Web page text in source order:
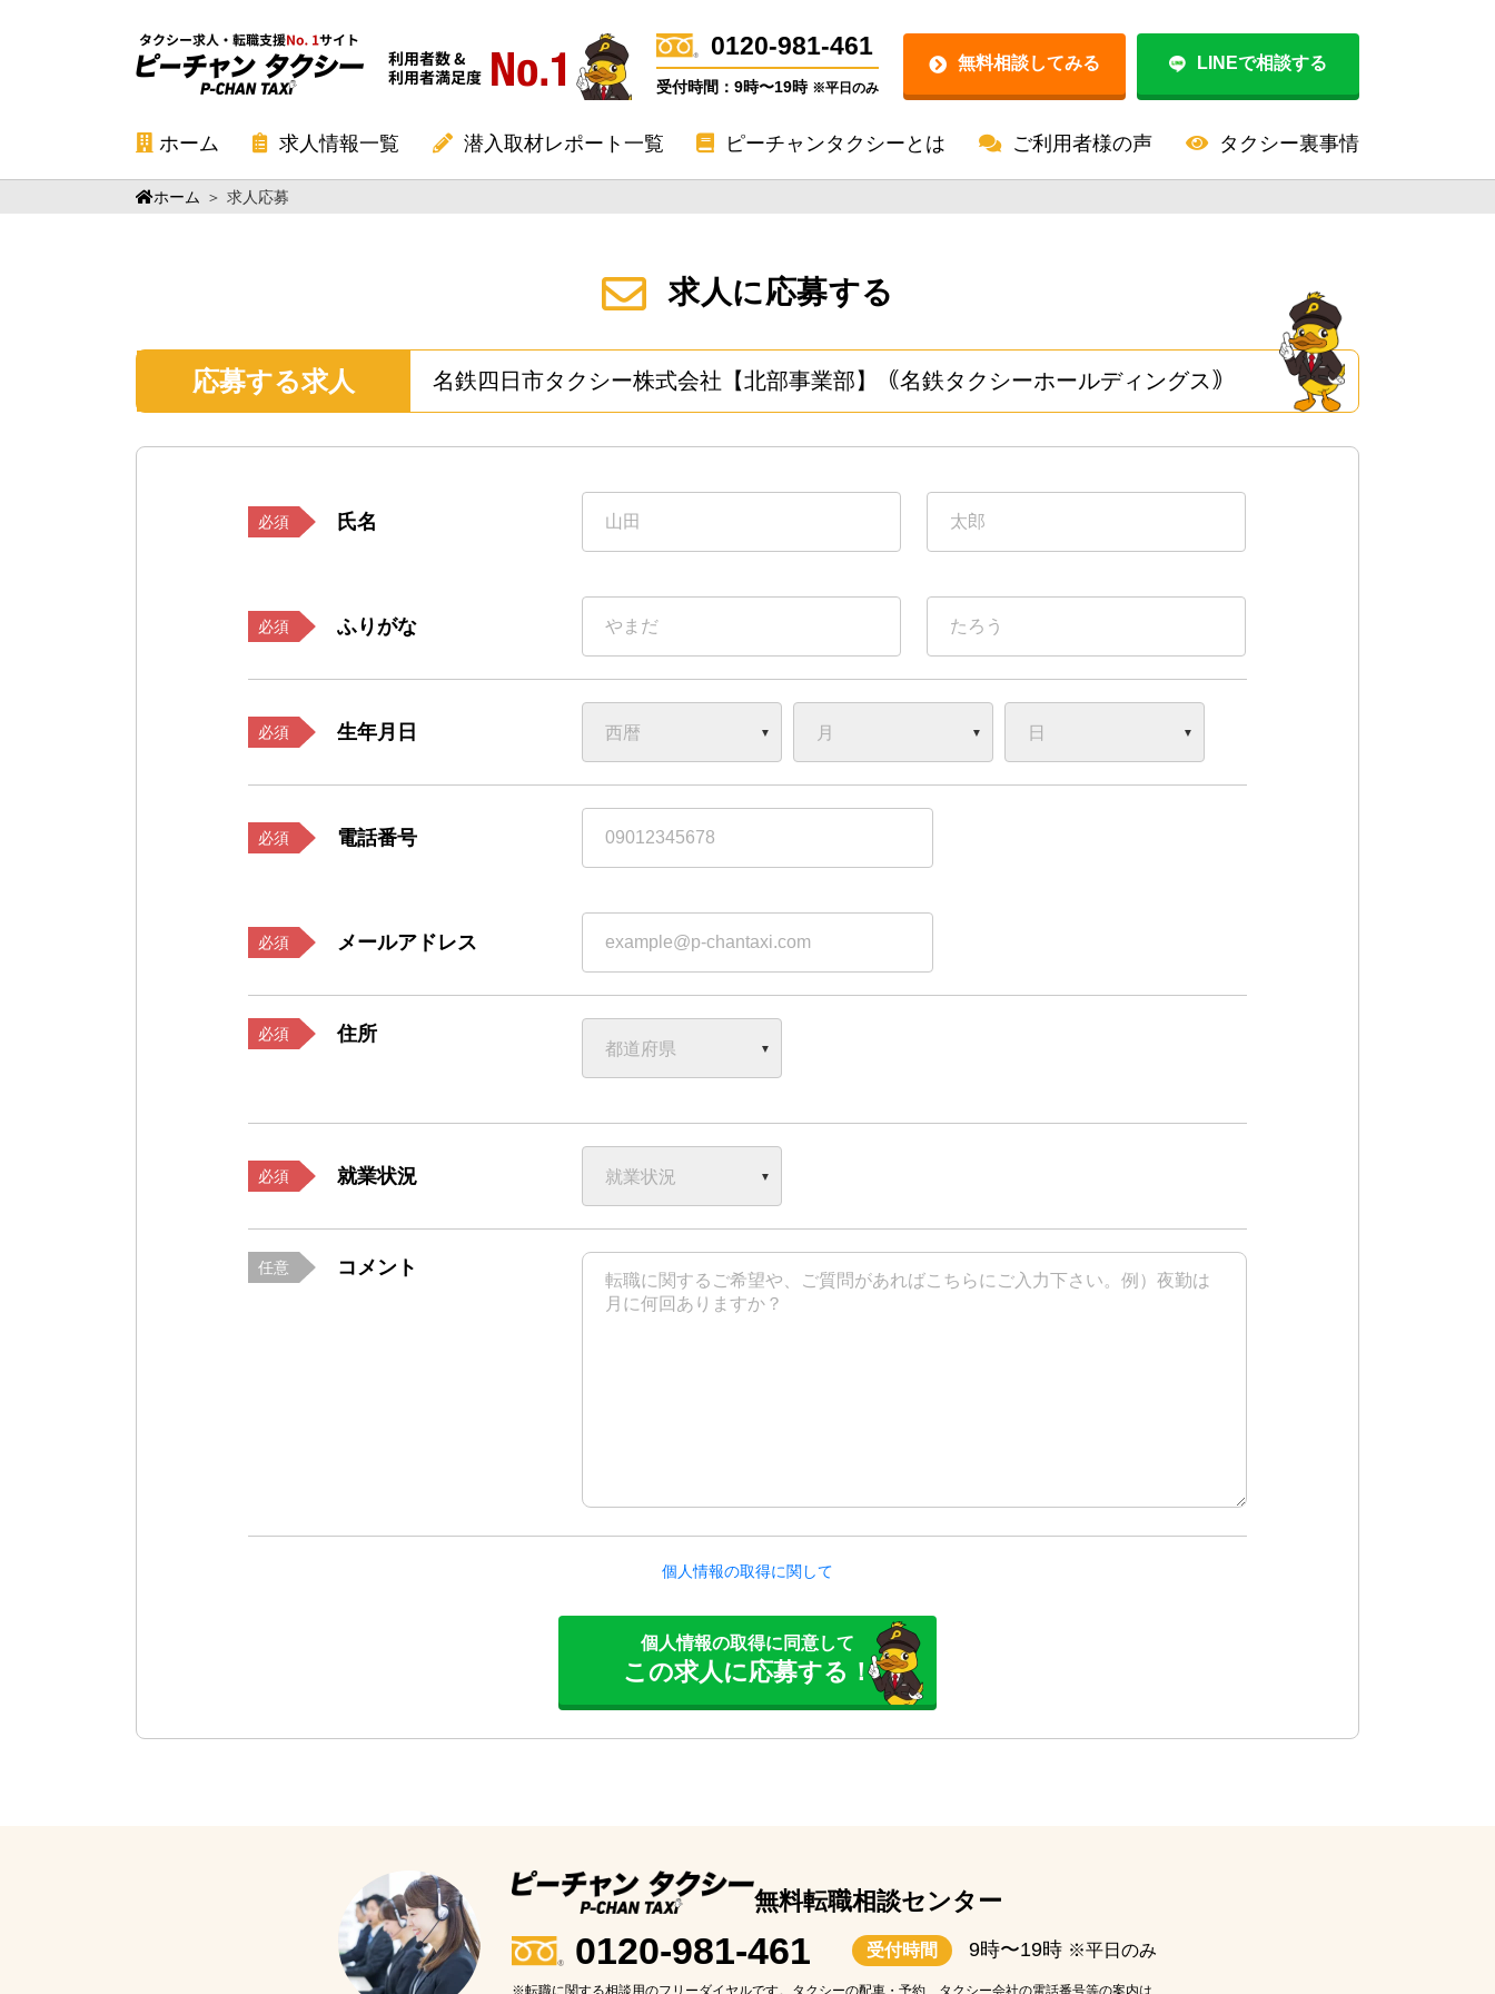
0120-981-461
受付時間：9時〜19時 ※平日のみ
無料相談してみる LINEで相談する
ホーム 求人情報一覧 潜入取材レポート一覧 ピーチャンタクシーとは ご利用者様の声 タクシー裏事情
ホーム ＞ 求人応募
求人に応募する
応募する求人 名鉄四日市タクシー株式会社【北部事業部】｟名鉄タクシーホールディングス｠
必須 氏名
必須 ふりがな
必須 生年月日
必須 電話番号
必須 メールアドレス
必須 住所
必須 就業状況
任意 コメント
個人情報の取得に関して
個人情報の取得に同意して
この求人に応募する！
無料転職相談センター
0120-981-461 受付時間 9時〜19時 ※平日のみ
※転職に関する相談用のフリーダイヤルです。タクシーの配車・予約、タクシー会社の電話番号等の案内は